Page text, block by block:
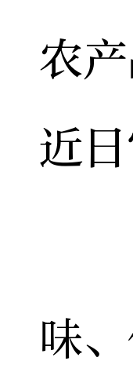
农
近
“
味